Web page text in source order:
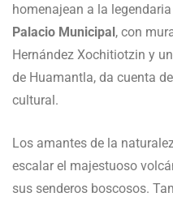
homenajean a la
Palacio Municipal, con
Hernández Xochitiotzin y
de Huamantla, da cuenta
cultural.
Los amantes de la
escalar el majestuoso
sus senderos boscosos.